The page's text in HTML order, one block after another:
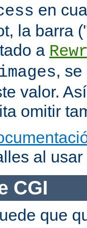
en
la barra
a
,
valor.
omitir
al usar
CGI
que